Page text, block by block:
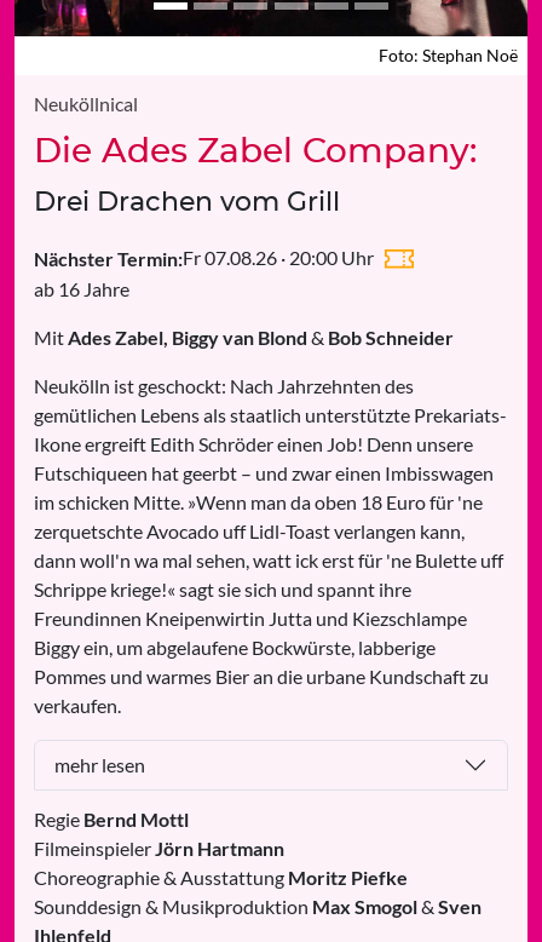
Foto: Stephan Noë
Foto: Stephan Noë
Neuköllnical
Die Ades Zabel Company:
Drei Drachen vom Grill
Nächster Termin:Fr 07.08.26 · 20:00 Uhr
ab 16 Jahre
MitAdes Zabel, Biggy van Blond & Bob Schneider
Neukölln ist geschockt: Nach Jahrzehnten des
gemütlichen Lebens als staatlich unterstützte Prekariats-
Ikone ergreift Edith Schröder einen Job! Denn unsere
Futschiqueen hat geerbt – und zwar einen Imbisswagen
im schicken Mitte. »Wenn man da oben 18 Euro für 'ne
zerquetschte Avocado uff Lidl-Toast verlangen kann,
dann woll'n wa mal sehen, watt ick erst für 'ne Bulette uff
Schrippe kriege!« sagt sie sich und spannt ihre
Freundinnen Kneipenwirtin Jutta und Kiezschlampe
Biggy ein, um abgelaufene Bockwürste, labberige
Pommes und warmes Bier an die urbane Kundschaft zu
verkaufen.
mehr lesen
Regie Bernd Mottl
FilmeinspielerJörn Hartmann
Choreographie & Ausstattung Moritz Piefke
Sounddesign & Musikproduktion Max Smogol& Sven
Ihlenfeld